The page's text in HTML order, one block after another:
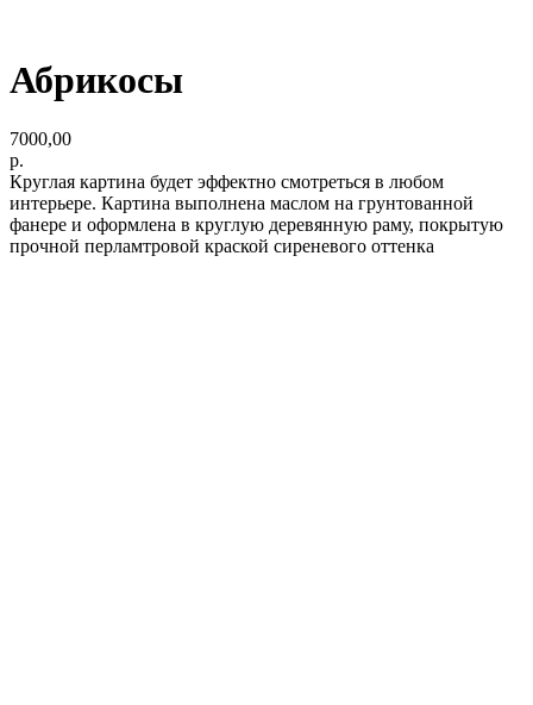
Абрикосы
7000,00
р.
Круглая картина будет эффектно смотреться в любом
интерьере. Картина выполнена маслом на грунтованной
фанере и оформлена в круглую деревянную раму, покрытую
прочной перламтровой краской сиреневого оттенка